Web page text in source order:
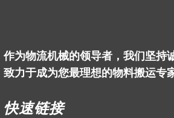
作为物流机械的领导者，我们坚持
致力于成为您最理想的物料搬运专家
快速链接